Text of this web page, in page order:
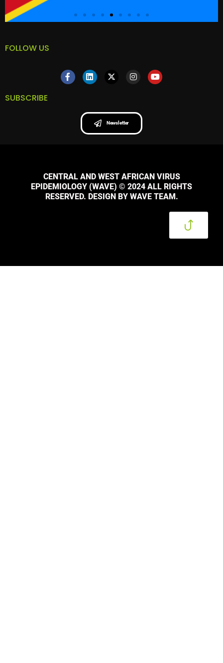
FOLLOW US
SUBSCRIBE
Newsletter
CENTRAL AND WEST AFRICAN VIRUS
EPIDEMIOLOGY (WAVE) © 2024 ALL RIGHTS
RESERVED. DESIGN BY WAVE TEAM.